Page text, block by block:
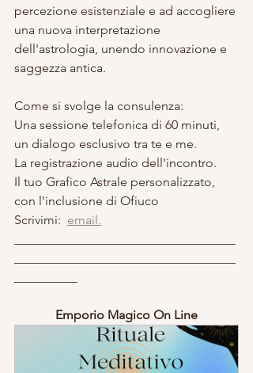
percezione esistenziale e ad accogliere
una nuova interpretazione
dell'astrologia, unendo innovazione e
saggezza antica.
Come si svolge la consulenza:
Una sessione telefonica di 60 minuti,
un dialogo esclusivo tra te e me.
La registrazione audio dell'incontro.
Il tuo Grafico Astrale personalizzato,
con l'inclusione di Ofiuco
Scrivimi: email.
Emporio Magico On Line